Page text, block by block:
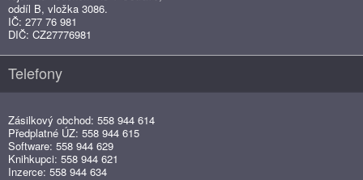
oddíl B, vložka 3086.
IČ: 277 76 981
DIČ: CZ27776981
Telefony
Zásilkový obchod: 558 944 614
Předplatné ÚZ: 558 944 615
Software: 558 944 629
Knihkupci: 558 944 621
Inzerce: 558 944 634